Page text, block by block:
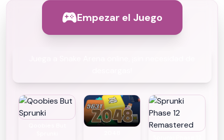
Empezar el Juego